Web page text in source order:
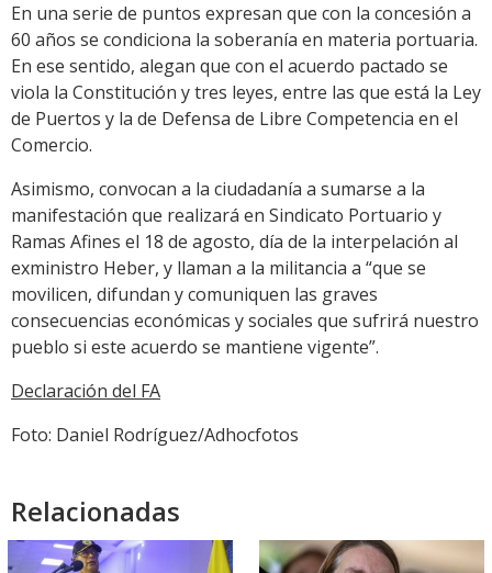
En una serie de puntos expresan que con la concesión a
60 años se condiciona la soberanía en materia portuaria.
En ese sentido, alegan que con el acuerdo pactado se
viola la Constitución y tres leyes, entre las que está la Ley
de Puertos y la de Defensa de Libre Competencia en el
Comercio.
Asimismo, convocan a la ciudadanía a sumarse a la
manifestación que realizará en Sindicato Portuario y
Ramas Afines el 18 de agosto, día de la interpelación al
exministro Heber, y llaman a la militancia a “que se
movilicen, difundan y comuniquen las graves
consecuencias económicas y sociales que sufrirá nuestro
pueblo si este acuerdo se mantiene vigente”.
Declaración del FA
Foto: Daniel Rodríguez/Adhocfotos
Relacionadas